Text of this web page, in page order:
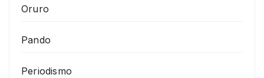
Oruro
Pando
Periodismo